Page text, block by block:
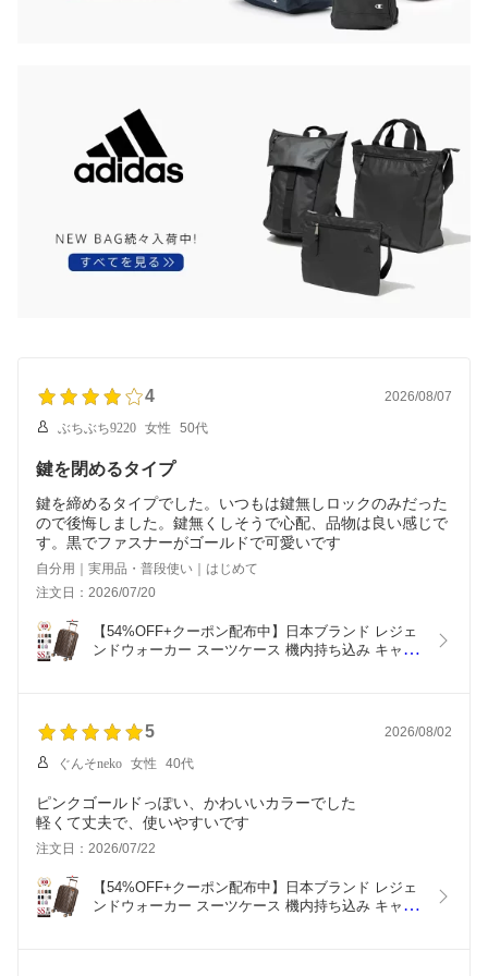
4 2026/08/07
ぶちぶち9220 女性 50代
鍵を閉めるタイプ
鍵を締めるタイプでした。いつもは鍵無しロックのみだった
ので後悔しました。鍵無くしそうで心配、品物は良い感じで
す。黒でファスナーがゴールドで可愛いです
自分用｜実用品・普段使い｜はじめて
注文日：2026/07/20
【54%OFF+クーポン配布中】日本ブランド レジェ
ンドウォーカー スーツケース 機内持ち込み キャリ
ディース メンズ
5 2026/08/02
ぐんそneko 女性 40代
ピンクゴールドっぽい、かわいいカラーでした
軽くて丈夫で、使いやすいです
注文日：2026/07/22
【54%OFF+クーポン配布中】日本ブランド レジェ
ンドウォーカー スーツケース 機内持ち込み キャリ